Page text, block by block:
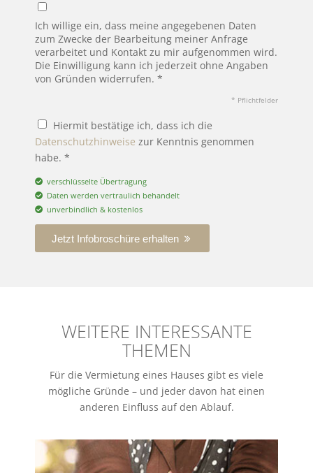
Ich willige ein, dass meine angegebenen Daten
zum Zwecke der Bearbeitung meiner Anfrage
verarbeitet und Kontakt zu mir aufgenommen wird.
Die Einwilligung kann ich jederzeit ohne Angaben
von Gründen widerrufen. *
* Pflichtfelder
Hiermit bestätige ich, dass ich die
Datenschutzhinweise zur Kenntnis genommen
habe. *
verschlüsselte Übertragung
Daten werden vertraulich behandelt
unverbindlich & kostenlos
Jetzt Infobroschüre erhalten
WEITERE INTERESSANTE
THEMEN
Für die Vermietung eines Hauses gibt es viele
mögliche Gründe – und jeder davon hat einen
anderen Einfluss auf den Ablauf.